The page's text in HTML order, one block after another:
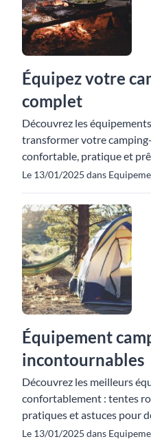
Équipez votre
complet
Découvrez les
transformer votre
confortable, pratique et
Le 13/01/2025 dans
Équipement
incontournables
Découvrez les meilleurs
confortablement : tentes
pratiques et astuces pour
Le 13/01/2025 dans